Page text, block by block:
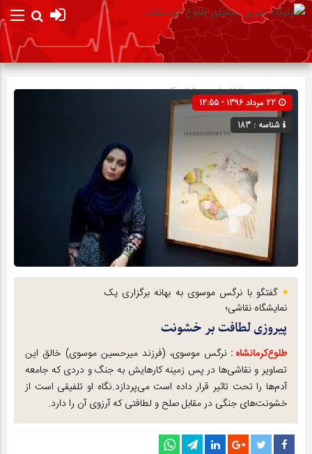
صفحه نخستاختصاصی»تیتر یک
شناسه : 183
گفتگو با نرگس موسوی به بهانه برگزاری یک
نمایشگاه نقاشی؛
پیروزی لطافت بر خشونت
طلوع‌‌کرمانشاه : نرگس موسوی، (فرزند میرحسین موسوی) خالق این
تصاویر و نقاشی‌ها در پس زمینه کارهایش به جنگ و دردی که جامعه
آدم‌ها را تحت تاثیر قرار داده است می‌پردازد.نگاه او تلفیقی است از
خشونت‌های جنگی در مقابل صلح و لطافتی که آرزوی آن را دارد.